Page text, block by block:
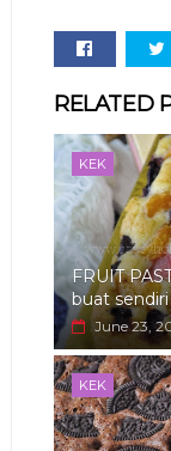
RELATED
KEK
FRUIT
buat
June 23,
KEK